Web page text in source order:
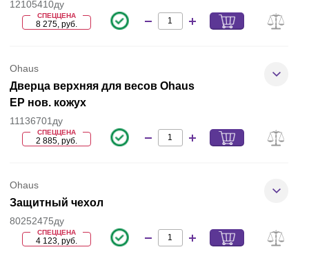
12105410ду
СПЕЦЦЕНА
8 275, руб.
Ohaus
Дверца верхняя для весов Ohaus
EP нов. кожух
11136701ду
СПЕЦЦЕНА
2 885, руб.
Ohaus
Защитный чехол
80252475ду
СПЕЦЦЕНА
4 123, руб.